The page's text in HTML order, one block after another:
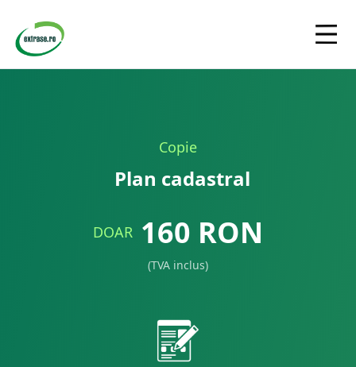
Copie
Plan cadastral
DOAR 160 RON
(TVA inclus)